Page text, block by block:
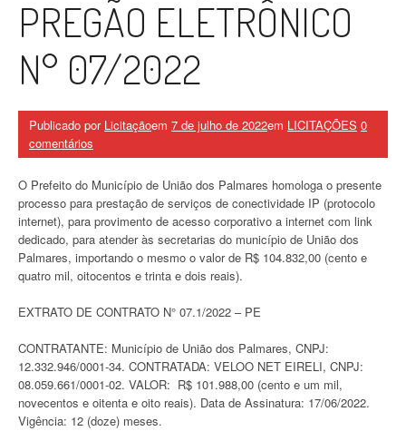
PREGÃO ELETRÔNICO
N° 07/2022
Publicado por Licitaçãoem 7 de julho de 2022em LICITAÇÕES 0
comentários
O Prefeito do Município de União dos Palmares homologa o presente
processo para prestação de serviços de conectividade IP (protocolo
internet), para provimento de acesso corporativo a internet com link
dedicado, para atender às secretarias do município de União dos
Palmares, importando o mesmo o valor de R$ 104.832,00 (cento e
quatro mil, oitocentos e trinta e dois reais).
EXTRATO DE CONTRATO N° 07.1/2022 – PE
CONTRATANTE: Município de União dos Palmares, CNPJ:
12.332.946/0001-34. CONTRATADA: VELOO NET EIRELI, CNPJ:
08.059.661/0001-02. VALOR: R$ 101.988,00 (cento e um mil,
novecentos e oitenta e oito reais). Data de Assinatura: 17/06/2022.
Vigência: 12 (doze) meses.